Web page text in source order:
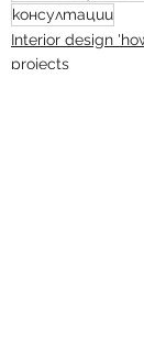
консултации
Interior design
projects